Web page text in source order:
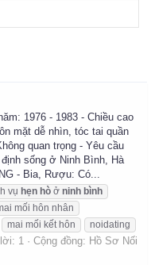
1976 - 1983 - Chiều cao
mặt dễ nhìn, tóc tai quần
quan trọng - Yêu cầu
sống ở Ninh Bình, Hà
- Bia, Rượu: Có...
vụ hẹn hò ở ninh bình
mối hôn nhân
mai mối kết hôn
noidating
1 Cộng đồng: Hồ Sơ Nối